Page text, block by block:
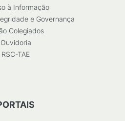
à Informação
e Governança
Colegiados
Ouvidoria
RSC-TAE